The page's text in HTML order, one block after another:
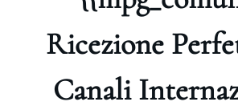
Ricezione
Canali